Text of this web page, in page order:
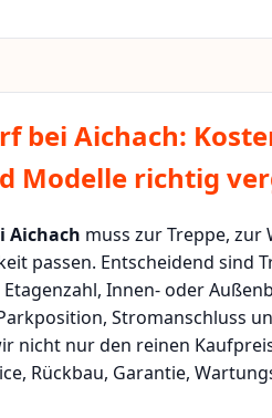
bei Aichach:
Modelle richtig
Aichach muss zur Treppe, zur
passen. Entscheidend sind
Innen- oder
Stromanschluss
nicht nur den reinen
Rückbau, Garantie,